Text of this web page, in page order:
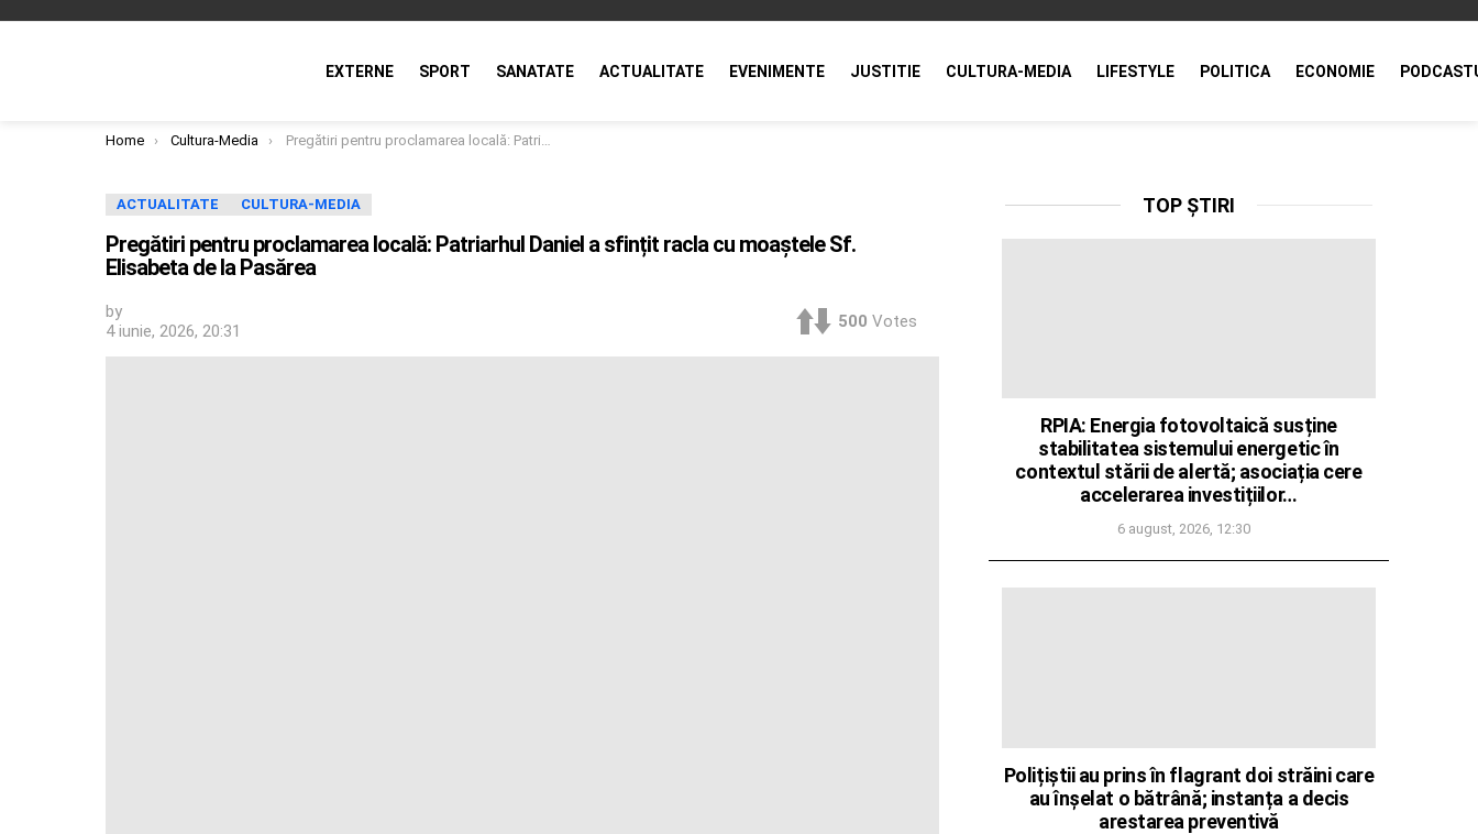
EXTERNE SPORT SANATATE ACTUALITATE EVENIMENTE JUSTITIE CULTURA-MEDIA LIFESTYLE POLITICA ECONOMIE
You are here:
Home Cultura-Media Pregătiri pentru proclamarea locală: Patriarhul Daniel a sfințit racla cu moaștele Sf. Elisabeta de la Pasărea
ACTUALITATE CULTURA-MEDIA
Pregătiri pentru proclamarea locală: Patriarhul Daniel a sfințit racla cu moaștele Sf.
Elisabeta de la Pasărea
by
4 iunie, 2026, 20:31
500 Votes
TOP ȘTIRI
RPIA: Energia fotovoltaică susține
stabilitatea sistemului energetic în
contextul stării de alertă; asociația cere
accelerarea investițiilor…
6 august, 2026, 12:30
Polițiștii au prins în flagrant doi străini care
au înșelat o bătrână; instanța a decis
arestarea preventivă